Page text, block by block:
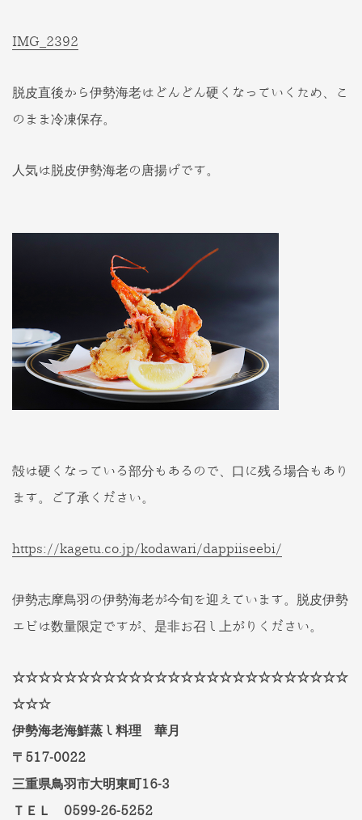
IMG_2392
脱皮直後から伊勢海老はどんどん硬くなっていくため、こ
のまま冷凍保存。
人気は脱皮伊勢海老の唐揚げです。
殻は硬くなっている部分もあるので、口に残る場合もあり
ます。ご了承ください。
https://kagetu.co.jp/kodawari/dappiiseebi/
伊勢志摩鳥羽の伊勢海老が今旬を迎えています。脱皮伊勢
エビは数量限定ですが、是非お召し上がりください。
☆☆☆☆☆☆☆☆☆☆☆☆☆☆☆☆☆☆☆☆☆☆☆☆☆☆
☆☆☆
伊勢海老海鮮蒸し料理 華月
〒517-0022
三重県鳥羽市大明東町16-3
ＴＥＬ 0599-26-5252